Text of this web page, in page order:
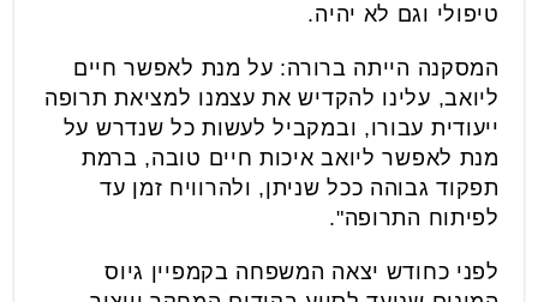
טיפולי וגם לא יהיה.
המסקנה הייתה ברורה: על מנת לאפשר חיים
ליואב, עלינו להקדיש את עצמנו למציאת תרופה
ייעודית עבורו, ובמקביל לעשות כל שנדרש על
מנת לאפשר ליואב איכות חיים טובה, ברמת
תפקוד גבוהה ככל שניתן, ולהרוויח זמן עד
לפיתוח התרופה".
לפני כחודש יצאה המשפחה בקמפיין גיוס